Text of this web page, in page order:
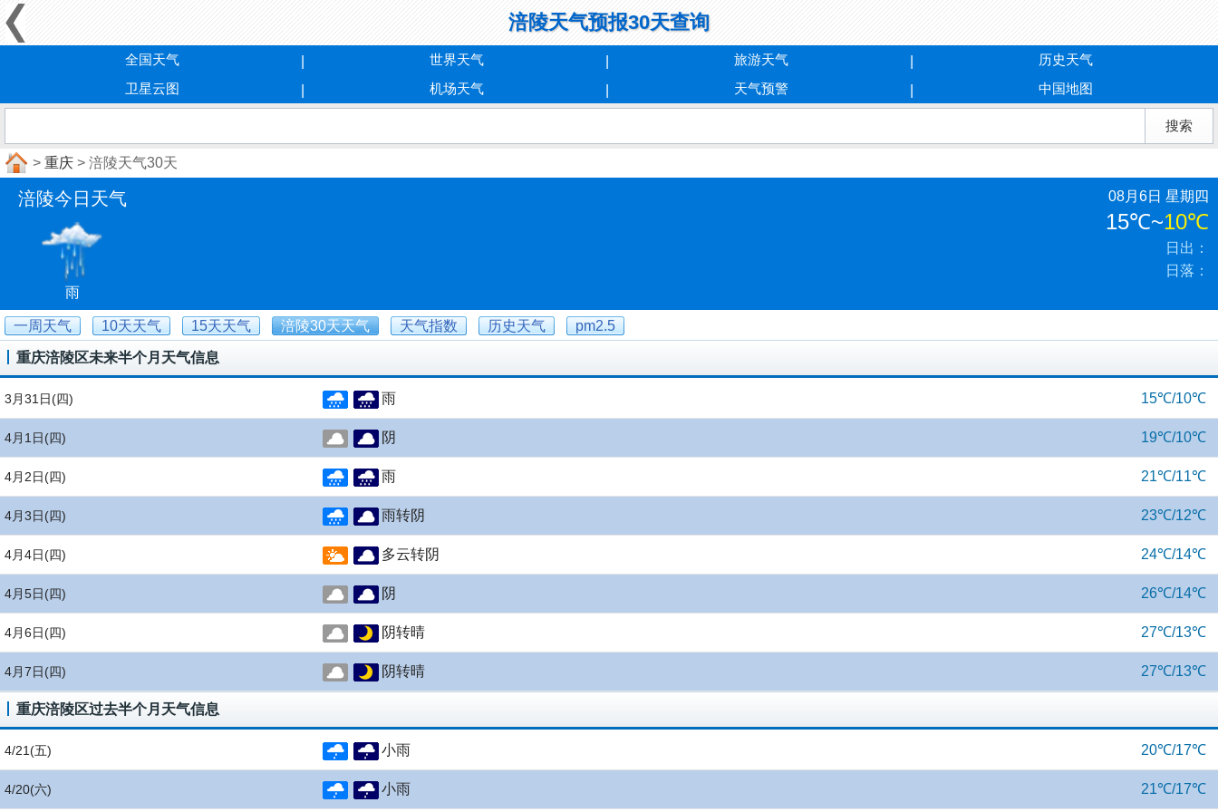
涪陵天气预报30天查询
全国天气 世界天气 旅游天气
历史天气
卫星云图
机场天气 天气预警 中国地图
> 重庆 > 涪陵天气30天
涪陵今日天气
雨
08月6日 星期四
15℃~10℃
日出：
日落：
一周天气 10天天气 15天天气 涪陵30天天气 天气指数 历史天气 pm2.5
重庆涪陵区未来半个月天气信息
3月31日(四) 雨 15℃/10℃
4月1日(四) 阴 19℃/10℃
4月2日(四) 雨 21℃/11℃
4月3日(四) 雨转阴 23℃/12℃
4月4日(四) 多云转阴 24℃/14℃
4月5日(四) 阴 26℃/14℃
4月6日(四) 阴转晴 27℃/13℃
4月7日(四) 阴转晴 27℃/13℃
重庆涪陵区过去半个月天气信息
4/21 (五) 小雨 20℃/17℃
4/20(六) 小雨 21℃/17℃